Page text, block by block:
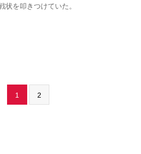
状を叩きつけていた。
1 2